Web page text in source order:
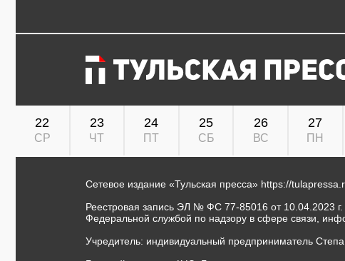
22
СР
23
ЧТ
24
ПТ
25
СБ
26
ВС
27
ПН
Сетевое издание «Тульская пресса» https://
Реестровая запись ЭЛ № ФС 77-85016 от 10.04.2023 г.
Федеральной службой по надзору в сфере связи,
Учредитель: индивидуальный предприниматель